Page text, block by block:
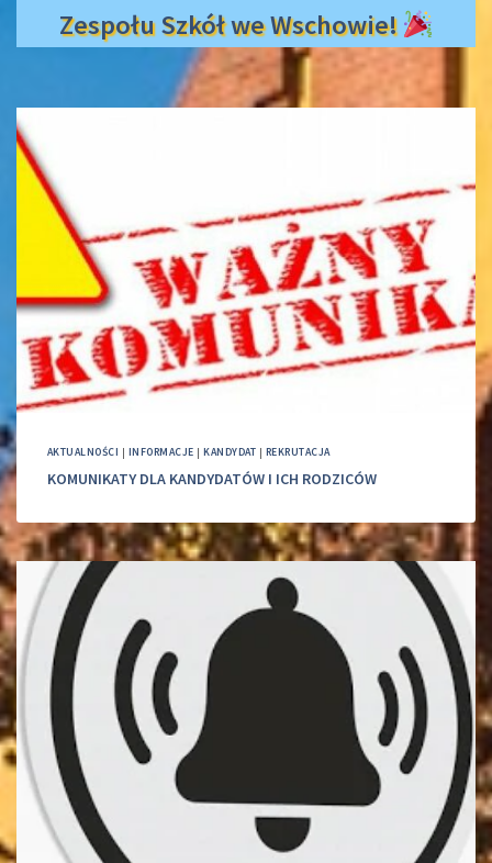
Zespołu Szkół we Wschowie!
AKTUALNOŚCI | INFORMACJE |KANDYDAT | REKRUTACJA
KOMUNIKATY DLA KANDYDATÓW I ICH RODZICÓW